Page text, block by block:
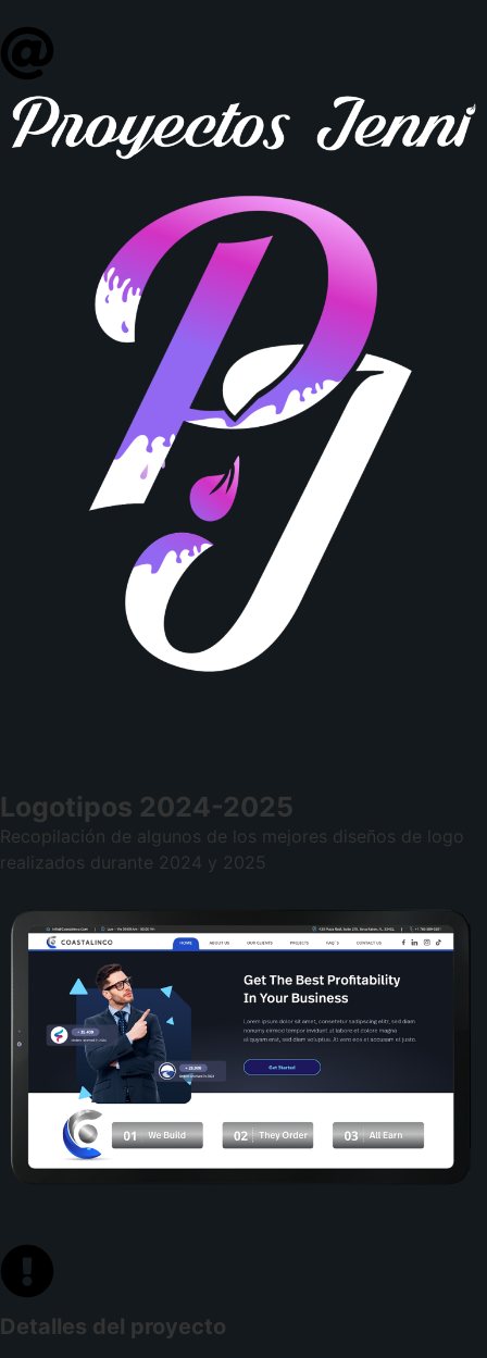
Logotipos 2024-2025
Recopilación de algunos de los mejores diseños de logo
realizados durante 2024 y 2025
Detalles del proyecto